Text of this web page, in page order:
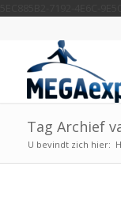
Tag Archief
U bevindt zich hier: